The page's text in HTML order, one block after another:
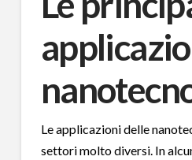
Le applicazioni delle
settori molto diversi. In